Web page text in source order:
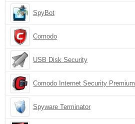
SpyBot
Comodo
USB Disk Security
Comodo Internet Security Premium
Spyware Terminator